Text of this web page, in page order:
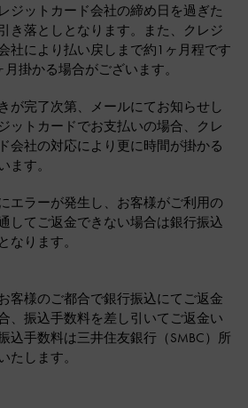
ジットカード会社の締め日を過ぎた
き落としとなります。また、クレジ
社により払い戻しまで約1ヶ月程です
掛かる場合がございます。
が完了次第、メールにてお知らせし
ットカードでお支払いの場合、クレ
会社の対応により更に時間が掛かる
ます。
エラーが発生し、お客様がご利用の
してご返金できない場合は銀行振込
なります。
客様のご都合で銀行振込にてご返金
、振込手数料を差し引いてご返金い
込手数料は三井住友銀行（SMBC）所
たします。